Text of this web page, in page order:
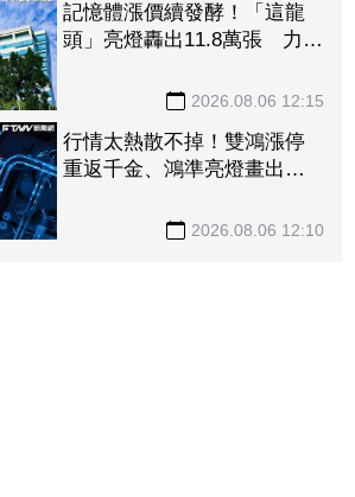
記憶體漲價續發酵！「這龍
頭」亮燈轟出11.8萬張 力積
2026.08.06 12:15
行情太熱散不掉！雙鴻漲停
重返千金、鴻準亮燈畫出大
族群全面啟動 2026.08.06 12:10